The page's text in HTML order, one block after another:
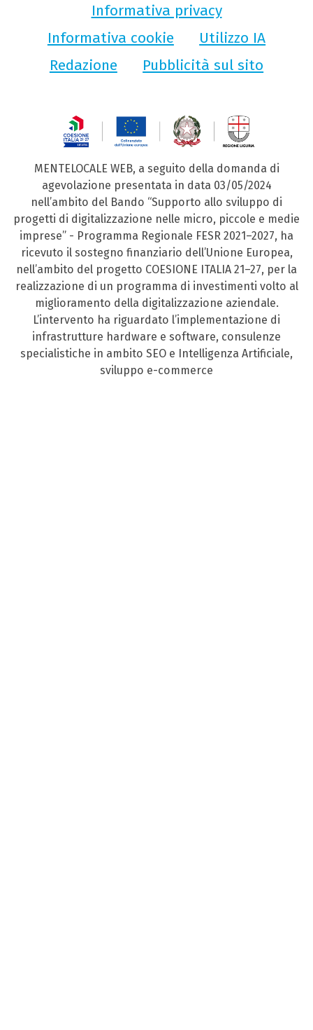
Informativa privacy
Informativa cookie
Utilizzo IA
Redazione
Pubblicità sul sito
MENTELOCALE WEB, a seguito della domanda di
agevolazione presentata in data 03/05/2024
nell’ambito del Bando “Supporto allo sviluppo di
progetti di digitalizzazione nelle micro, piccole e medie
imprese” - Programma Regionale FESR 2021–2027, ha
ricevuto il sostegno finanziario dell’Unione Europea,
nell’ambito del progetto COESIONE ITALIA 21–27, per la
realizzazione di un programma di investimenti volto al
miglioramento della digitalizzazione aziendale.
L’intervento ha riguardato l’implementazione di
infrastrutture hardware e software, consulenze
specialistiche in ambito SEO e Intelligenza Artificiale,
sviluppo e-commerce